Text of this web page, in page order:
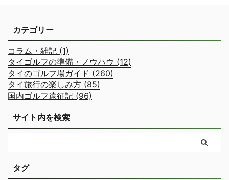
カテゴリー
コラム・雑記 (1)
タイゴルフの準備・ノウハウ (12)
タイのゴルフ場ガイド (260)
タイ旅行の楽しみ方 (85)
国内ゴルフ遠征記 (96)
サイト内を検索
タグ